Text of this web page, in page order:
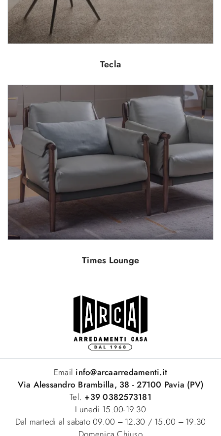
Tecla
Times Lounge
Email info@arcaarredamenti.it
Via Alessandro Brambilla, 38 - 27100 Pavia (PV)
Tel. +39 0382573181
Lunedi 15.00-19.30
Dal martedi al sabato 09.00 – 12.30 / 15.00 – 19.30